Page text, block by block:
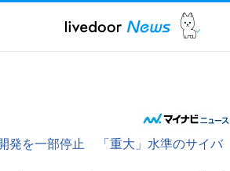
発を一部停止 「重大」水準のサイバ